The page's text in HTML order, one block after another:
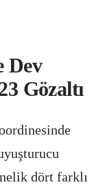
Dev
Gözaltı
dört farklı